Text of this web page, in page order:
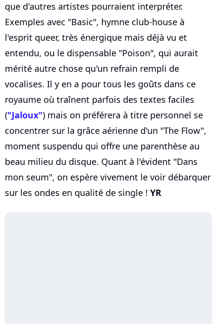
que d'autres artistes pourraient interpréter.
Exemples avec "Basic", hymne club-house à
l'esprit queer, très énergique mais déjà vu et
entendu, ou le dispensable "Poison", qui aurait
mérité autre chose qu'un refrain rempli de
vocalises. Il y en a pour tous les goûts dans ce
royaume où traînent parfois des textes faciles
("Jaloux") mais on préférera à titre personnel se
concentrer sur la grâce aérienne d'un "The Flow",
moment suspendu qui offre une parenthèse au
beau milieu du disque. Quant à l'évident "Dans
mon seum", on espère vivement le voir débarquer
sur les ondes en qualité de single ! YR